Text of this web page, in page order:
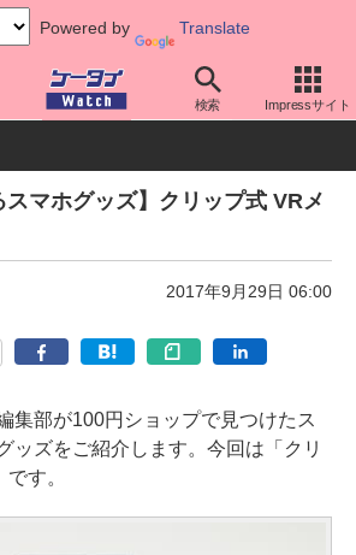
Powered by Translate
検索 Impressサイト
器/アクセサリー その他
スマホグッズ】クリップ式 VRメ
2017年9月29日 06:00
集部が100円ショップで見つけたス
ッズをご紹介します。今回は「クリ
す。